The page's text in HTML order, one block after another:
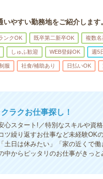
やすい勤務地をご紹介します。
ンクOK 既卒第二新卒OK 複数名
しゅふ歓迎 WEB登録OK 週5
服 社食/補助あり 日払いOK
ラクお仕事探し！
心スタート!／特別なスキルや資
ツ繰り返すお仕事など未経験OK
土日は休みたい」「家の近くで
中からピッタリのお仕事がきっ